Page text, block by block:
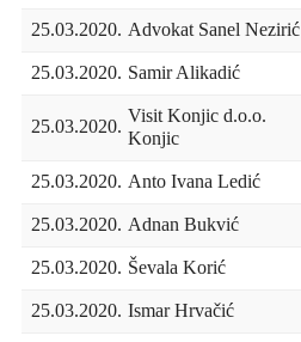
25.03.2020. Advokat Sanel Nezirić
25.03.2020. Samir Alikadić
25.03.2020. Visit Konjic d.o.o.
Konjic
25.03.2020. Anto Ivana Ledić
25.03.2020. Adnan Bukvić
25.03.2020. Ševala Korić
25.03.2020. Ismar Hrvačić